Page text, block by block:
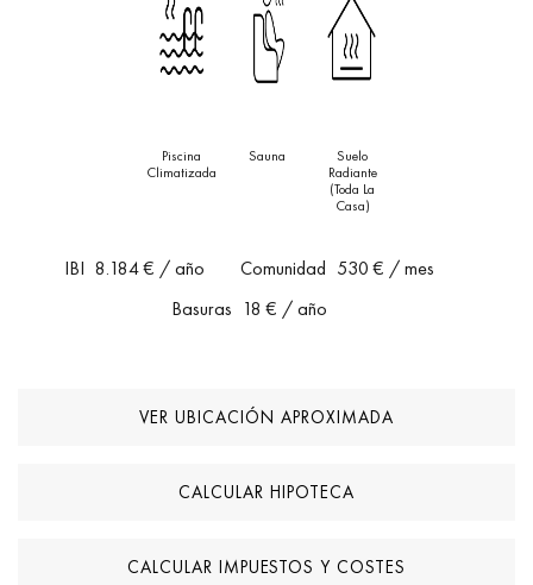
Piscina
Climatizada
Sauna
Suelo
Radiante
(toda La
Casa)
IBI 8.184 € / año Comunidad 530 € / mes
Basuras 18 € / año
VER UBICACIÓN APROXIMADA
CALCULAR HIPOTECA
CALCULAR IMPUESTOS Y COSTES